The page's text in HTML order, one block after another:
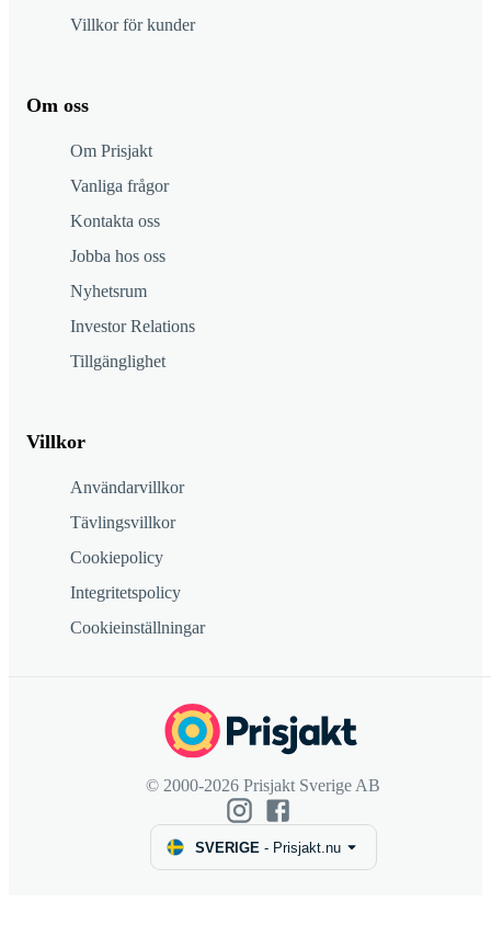
Villkor för kunder
Om oss
Om Prisjakt
Vanliga frågor
Kontakta oss
Jobba hos oss
Nyhetsrum
Investor Relations
Tillgänglighet
Villkor
Användarvillkor
Tävlingsvillkor
Cookiepolicy
Integritetspolicy
Cookieinställningar
© 2000-2026 Prisjakt Sverige AB
SVERIGE - Prisjakt.nu